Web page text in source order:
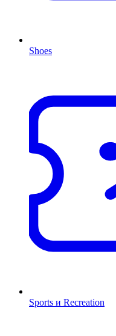
Shoes
Sports и Recreation